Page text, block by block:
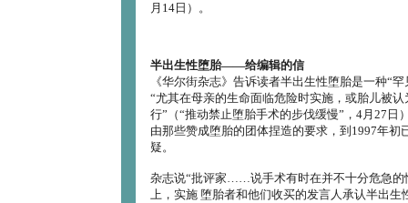
月14日）。
半出生性堕胎――给编辑的信
《华尔街杂志》告诉读者半出生性堕胎是一种“
“尤其在母亲的生命面临危险时实施，或胎儿被
行”（“推动禁止堕胎手术的步伐缓慢”，4月27日
由那些赞成堕胎的团体捏造的要求，到1997年初
疑。
杂志说“批评家……说手术有时在并不十分危急的
上，实施 堕胎者和他们收买的发言人承认半出生